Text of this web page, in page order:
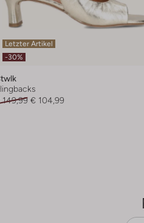
Letzter Artikel
-30%
149,99 € 104,99